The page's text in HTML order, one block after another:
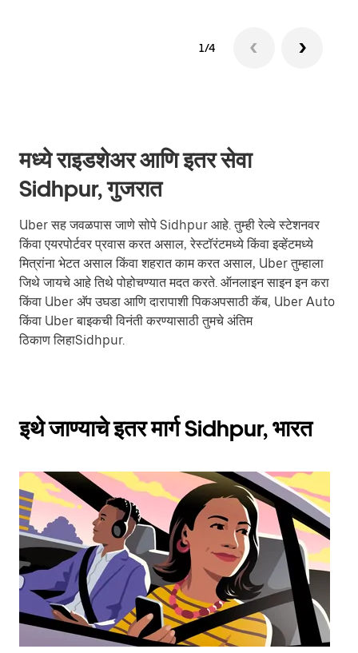
1/4
मध्ये राइडशेअर आणि इतर सेवा
Sidhpur, गुजरात
Uber सह जवळपास जाणे सोपे Sidhpur आहे. तुम्ही रेल्वे स्टेशनवर
किंवा एयरपोर्टवर प्रवास करत असाल, रेस्टॉरंटमध्ये किंवा इव्हेंटमध्ये
मित्रांना भेटत असाल किंवा शहरात काम करत असाल, Uber तुम्हाला
जिथे जायचे आहे तिथे पोहोचण्यात मदत करते. ऑनलाइन साइन इन करा
किंवा Uber अ‍ॅप उघडा आणि दारापाशी पिकअपसाठी कॅब, Uber Auto
किंवा Uber बाइकची विनंती करण्यासाठी तुमचे अंतिम
ठिकाण लिहाSidhpur.
इथे जाण्याचे इतर मार्ग Sidhpur, भारत